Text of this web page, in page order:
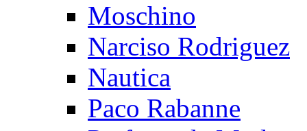
Moschino
Narciso Rodriguez
Nautica
Paco Rabanne